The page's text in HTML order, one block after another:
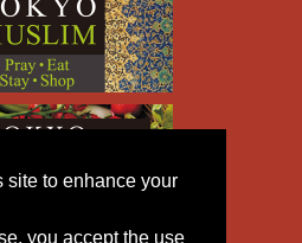
site to enhance your
you accept the use